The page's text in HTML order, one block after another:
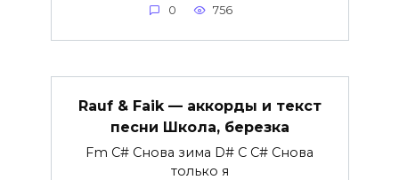
0 756
Rauf & Faik — аккорды и текст
песни Школа, березка
Fm C# Снова зима D# C C# Снова
только я